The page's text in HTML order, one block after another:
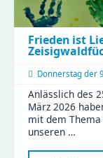
Frieden ist
Donnerstag der
Anlässlich des
März 2026
mit dem
unseren …